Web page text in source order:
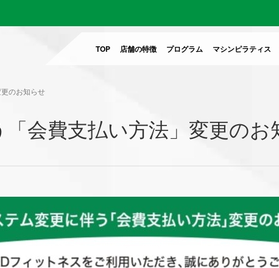
TOP 店舗の特徴 プログラム マシンピラティス
のお知らせ
会費支払い方法」変更のお